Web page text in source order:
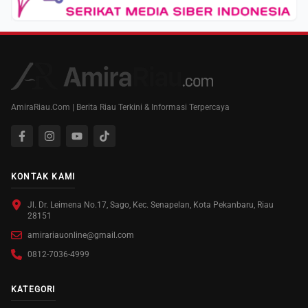
AmiraRiau.Com | Berita Riau Terkini & Informasi Terpercaya
KONTAK KAMI
Jl. Dr. Leimena No.17, Sago, Kec. Senapelan, Kota Pekanbaru, Riau
28151
amirariauonline@gmail.com
0812-7036-4999
KATEGORI